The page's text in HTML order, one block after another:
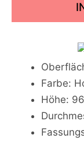
Farbe:
Höhe: